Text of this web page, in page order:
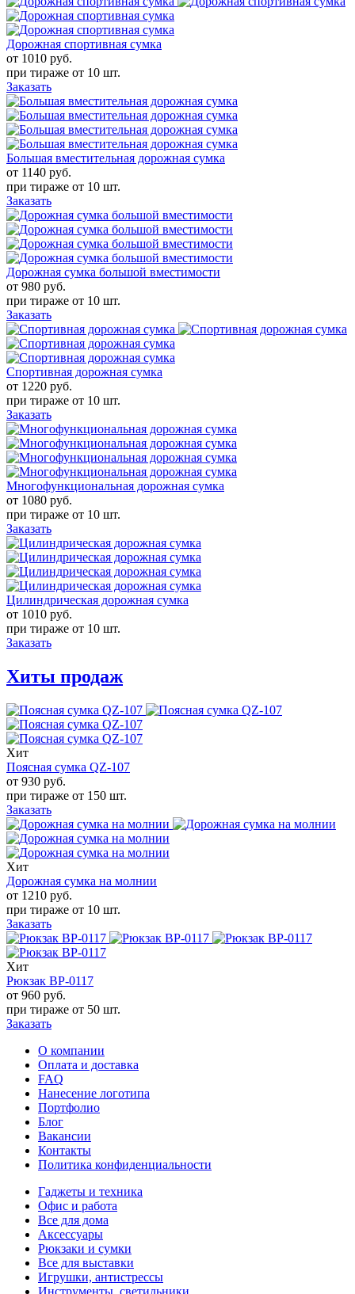
Дорожная спортивная сумка
от 1010 руб.
при тираже от 10 шт.
Заказать
Большая вместительная дорожная сумка
от 1140 руб.
при тираже от 10 шт.
Заказать
Дорожная сумка большой вместимости
от 980 руб.
при тираже от 10 шт.
Заказать
Спортивная дорожная сумка
от 1220 руб.
при тираже от 10 шт.
Заказать
Многофункциональная дорожная сумка
от 1080 руб.
при тираже от 10 шт.
Заказать
Цилиндрическая дорожная сумка
от 1010 руб.
при тираже от 10 шт.
Заказать
Хиты продаж
Хит
Поясная сумка QZ-107
от 930 руб.
при тираже от 150 шт.
Заказать
Хит
Дорожная сумка на молнии
от 1210 руб.
при тираже от 10 шт.
Заказать
Хит
Рюкзак BP-0117
от 960 руб.
при тираже от 50 шт.
Заказать
О компании
Оплата и доставка
FAQ
Нанесение логотипа
Портфолио
Блог
Вакансии
Контакты
Политика конфиденциальности
Гаджеты и техника
Офис и работа
Все для дома
Аксессуары
Рюкзаки и сумки
Все для выставки
Игрушки, антистрессы
Инструменты, светильники